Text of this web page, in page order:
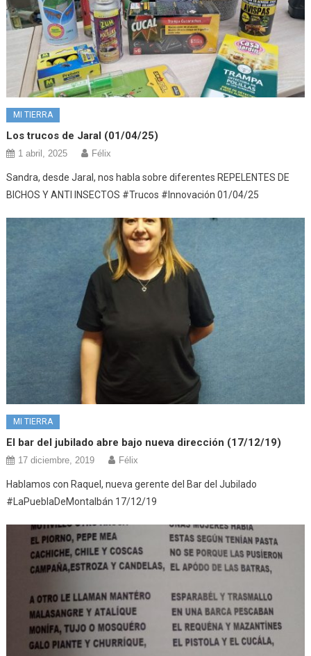
MI TIERRA
Los trucos de Jaral (01/04/25)
1 abril, 2025 Félix
Sandra, desde Jaral, nos habla sobre diferentes REPELENTES DE
BICHOS Y ANTI INSECTOS #Trucos #Innovación 01/04/25
MI TIERRA
El bar del jubilado abre bajo nueva dirección (17/12/19)
17 diciembre, 2019 Félix
Hablamos con Raquel, nueva gerente del Bar del Jubilado
#LaPueblaDeMontalbán 17/12/19